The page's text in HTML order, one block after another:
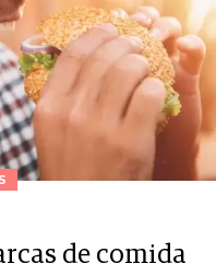
de comida